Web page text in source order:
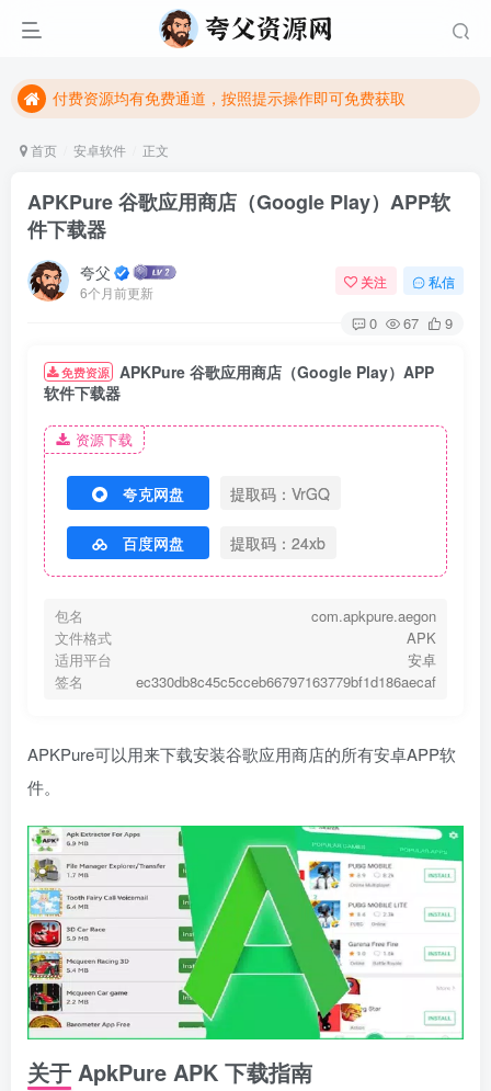
付费资源均有免费通道，按照提示操作即可免费获取
付费资源均有免费通道，按照提示操作即可免费获取
首页 安卓软件 正文
APKPure 谷歌应用商店（Google Play）APP软
件下载器
夸父
6个月前更新
关注 私信
0 67 9
免费资源 APKPure 谷歌应用商店（Google Play）APP
软件下载器
资源下载
夸克网盘 提取码：VrGQ
百度网盘 提取码：24xb
包名
com.apkpure.aegon
文件格式
APK
适用平台
安卓
签名
ec330db8c45c5cceb66797163779bf1d186aecaf
APKPure可以用来下载安装谷歌应用商店的所有安卓APP软
件。
关于 ApkPure APK 下载指南